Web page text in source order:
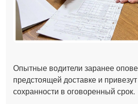
Опытные водители заранее
предстоящей доставке и
сохранности в оговоренный срок.